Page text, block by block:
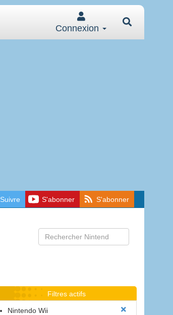
Connexion
Suivre S'abonner S'abonner
Filtres actifs
Nintendo Wii